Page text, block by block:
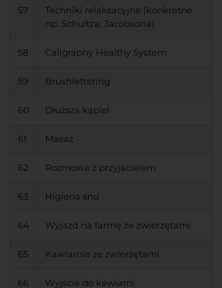
57
Techniki relaksacyjne (konkretne
np. Schultza, Jacobsona)
58 Caligraphy Healthy System
59 Brushlettering
60 Dłuższa kąpiel
61 Masaż
62 Rozmowa z przyjacielem
63 Higiena snu
64 Wyjazd na farmę ze zwierzętami
65 Kawiarnie ze zwierzętami
66 Wyjście do kawiarni